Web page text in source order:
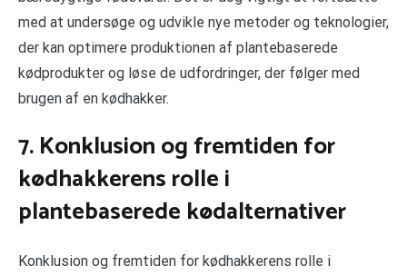
med at undersøge og udvikle nye metoder og teknologier,
der kan optimere produktionen af plantebaserede
kødprodukter og løse de udfordringer, der følger med
brugen af en kødhakker.
7. Konklusion og fremtiden for
kødhakkerens rolle i
plantebaserede kødalternativer
Konklusion og fremtiden for kødhakkerens rolle i